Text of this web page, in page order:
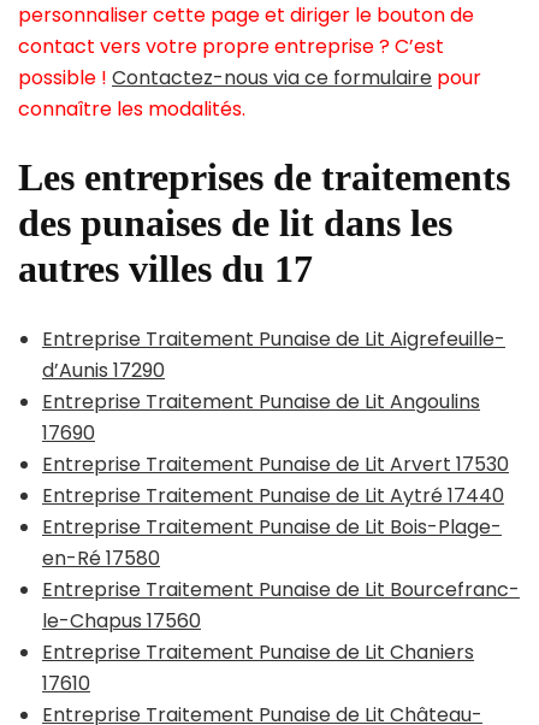
personnaliser cette page et diriger le bouton de
contact vers votre propre entreprise ? C’est
possible ! Contactez-nous via ce formulaire pour
connaître les modalités.
Les entreprises de traitements
des punaises de lit dans les
autres villes du 17
Entreprise Traitement Punaise de Lit Aigrefeuille-
d’Aunis 17290
Entreprise Traitement Punaise de Lit Angoulins
17690
Entreprise Traitement Punaise de Lit Arvert 17530
Entreprise Traitement Punaise de Lit Aytré 17440
Entreprise Traitement Punaise de Lit Bois-Plage-
en-Ré 17580
Entreprise Traitement Punaise de Lit Bourcefranc-
le-Chapus 17560
Entreprise Traitement Punaise de Lit Chaniers
17610
Entreprise Traitement Punaise de Lit Château-